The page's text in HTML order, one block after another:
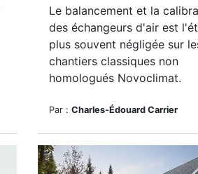
Le balancement et la
des échangeurs d'air est
plus souvent négligée sur
chantiers classiques non
homologués Novoclimat.
Par : Charles-Édouard Carrier